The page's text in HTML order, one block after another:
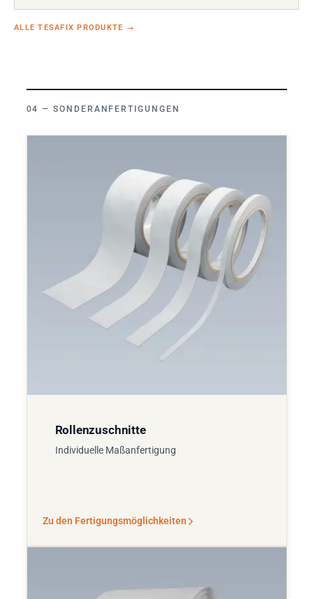
ALLE TESAFIX PRODUKTE →
SONDERANFERTIGUNGEN
Rollenzuschnitte
Individuelle Maßanfertigung
Zu den Fertigungsmöglichkeiten